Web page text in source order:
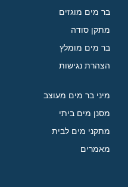
בר מים מוגזים
מתקן סודה
בר מים מומלץ
הצהרת נגישות
מיני בר מים מעוצב
מסנן מים ביתי
מתקני מים לבית
מאמרים